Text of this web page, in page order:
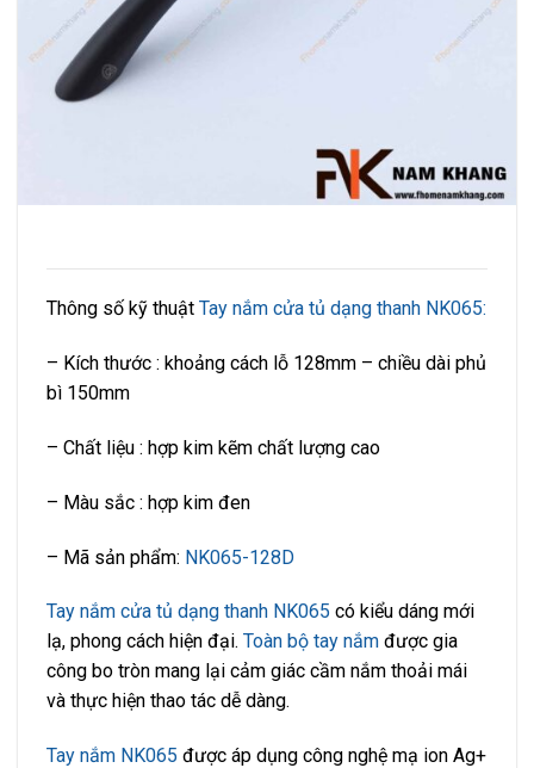
Thông số kỹ thuật Tay nắm cửa tủ dạng thanh NK065:
– Kích thước : khoảng cách lỗ 128mm – chiều dài phủ
bì 150mm
– Chất liệu : hợp kim kẽm chất lượng cao
– Màu sắc : hợp kim đen
– Mã sản phẩm: NK065-128D
Tay nắm cửa tủ dạng thanh NK065 có kiểu dáng mới
lạ, phong cách hiện đại. Toàn bộ tay nắm được gia
công bo tròn mang lại cảm giác cầm nắm thoải mái
và thực hiện thao tác dễ dàng.
Tay nắm NK065 được áp dụng công nghệ mạ ion Ag+